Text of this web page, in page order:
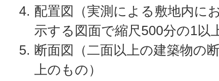
配置図（実測による敷地内に
示する図面で縮尺500分の1以
断面図（二面以上の建築物の
上のもの）